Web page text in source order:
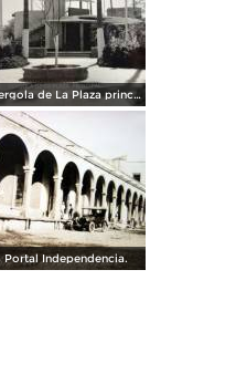
Pergola de La Plaza principal.
Portal Independencia.